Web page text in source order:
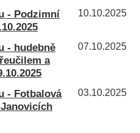
10.10.2025
- Podzimní
07.10.2025
- hudebně
a
03.10.2025
- Fotbalová